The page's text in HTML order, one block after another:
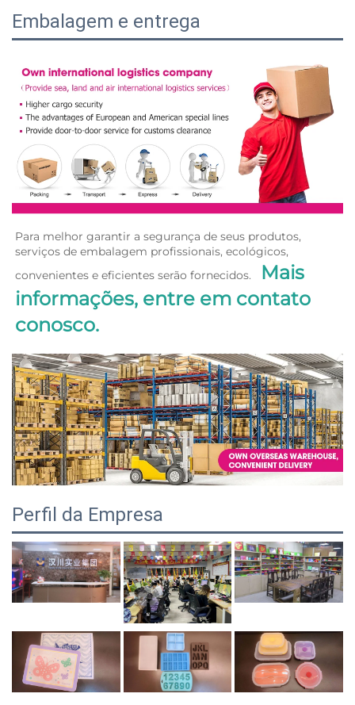
Embalagem e entrega
Para melhor garantir a segurança de seus produtos,
serviços de embalagem profissionais, ecológicos,
convenientes e eficientes serão fornecidos.
Mais
informações, entre em contato
conosco.
Perfil da Empresa